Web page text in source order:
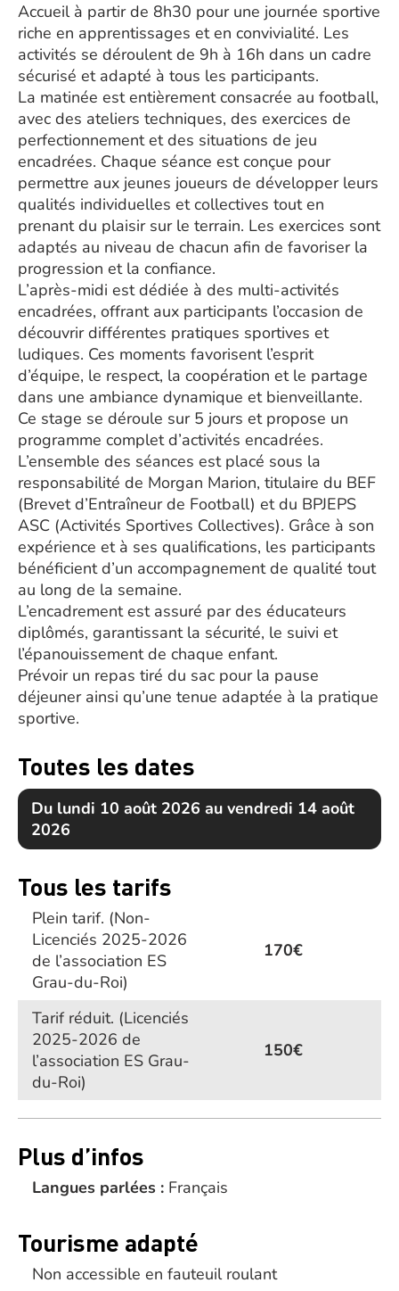
Accueil à partir de 8h30 pour une journée sportive
riche en apprentissages et en convivialité. Les
activités se déroulent de 9h à 16h dans un cadre
sécurisé et adapté à tous les participants.
La matinée est entièrement consacrée au football,
avec des ateliers techniques, des exercices de
perfectionnement et des situations de jeu
encadrées. Chaque séance est conçue pour
permettre aux jeunes joueurs de développer leurs
qualités individuelles et collectives tout en
prenant du plaisir sur le terrain. Les exercices sont
adaptés au niveau de chacun afin de favoriser la
progression et la confiance.
L’après-midi est dédiée à des multi-activités
encadrées, offrant aux participants l’occasion de
découvrir différentes pratiques sportives et
ludiques. Ces moments favorisent l’esprit
d’équipe, le respect, la coopération et le partage
dans une ambiance dynamique et bienveillante.
Ce stage se déroule sur 5 jours et propose un
programme complet d’activités encadrées.
L’ensemble des séances est placé sous la
responsabilité de Morgan Marion, titulaire du BEF
(Brevet d’Entraîneur de Football) et du BPJEPS
ASC (Activités Sportives Collectives). Grâce à son
expérience et à ses qualifications, les participants
bénéficient d’un accompagnement de qualité tout
au long de la semaine.
L’encadrement est assuré par des éducateurs
diplômés, garantissant la sécurité, le suivi et
l’épanouissement de chaque enfant.
Prévoir un repas tiré du sac pour la pause
déjeuner ainsi qu’une tenue adaptée à la pratique
sportive.
Toutes les dates
Du lundi 10 août 2026 au vendredi 14 août
2026
Tous les tarifs
Plein tarif. (Non-
Licenciés 2025-2026
de l’association ES
Grau-du-Roi)
170€
Tarif réduit. (Licenciés
2025-2026 de
l’association ES Grau-
du-Roi)
150€
Plus d’infos
Langues parlées : Français
Tourisme adapté
Non accessible en fauteuil roulant